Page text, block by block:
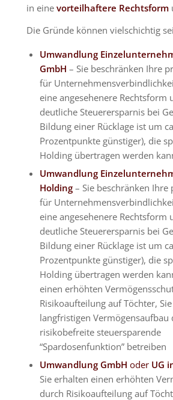
in einevorteilhaftere Rechtsform
Die Gründe können vielschichtig
Umwandlung
GmbH – Sie beschränken Ihre
für
eine angesehenere Rechtsform
deutliche Steuerersparnis bei
Bildung einer Rücklage ist um
Prozentpunkte günstiger), die
Holding übertragen werden
Umwandlung
Holding – Sie beschränken
für
eine angesehenere Rechtsform
deutliche Steuerersparnis bei
Bildung einer Rücklage ist um
Prozentpunkte günstiger), die
Holding übertragen werden
einen erhöhten
Risikoaufteilung auf Töchter,
langfristigen Vermögensaufbau
risikobefreite steuersparende
“Spardosenfunktion” betreiben
Umwandlung GmbHoder UG
Sie erhalten einen erhöhten
durch Risikoaufteilung auf